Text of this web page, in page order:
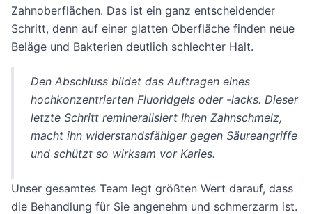
Zahnoberflächen. Das ist ein ganz entscheidender
Schritt, denn auf einer glatten Oberfläche finden neue
Beläge und Bakterien deutlich schlechter Halt.
Den Abschluss bildet das Auftragen eines
hochkonzentrierten Fluoridgels oder -lacks. Dieser
letzte Schritt remineralisiert Ihren Zahnschmelz,
macht ihn widerstandsfähiger gegen Säureangriffe
und schützt so wirksam vor Karies.
Unser gesamtes Team legt größten Wert darauf, dass
die Behandlung für Sie angenehm und schmerzarm ist.